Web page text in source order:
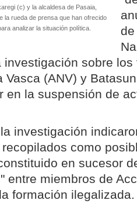
(c) y la alcaldesa de Pasaia,
la rueda de prensa que han ofrecido
analizar la situación política.
investigación sobre
Vasca (ANV) y
en la suspensión de
investigación
como
en sucesor
entre miembros de
formación ilegalizada.